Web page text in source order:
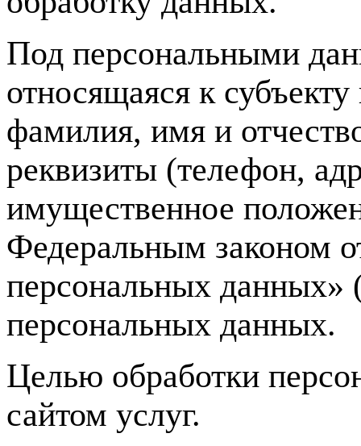
Под персональными
относящаяся к
фамилия, имя и
реквизиты (телефон,
имущественное
Федеральным законом
персональных данных»
персональных данных.
Целью обработки
сайтом услуг.